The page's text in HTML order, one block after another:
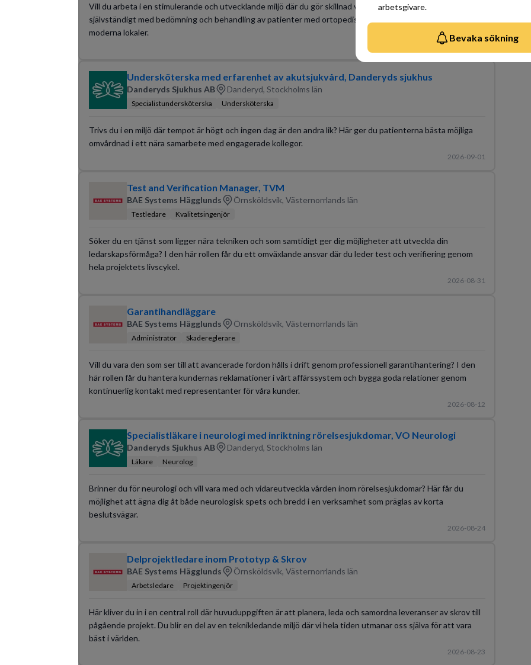
arbetsgivare.
Bevaka sökning
Vill du arbeta i en stimulerande och utvecklande miljö där du gör skillnad varje dag? Här får du arbeta
självständigt med bedömning och behandling av patienter med ortopediska diagnoser i helt nya och
moderna lokaler.
2026-08-17
Undersköterska med erfarenhet av akutsjukvård, Danderyds sjukhus
Danderyds Sjukhus AB Danderyd, Stockholms län
Specialistundersköterska Undersköterska
Trivs du i en miljö där tempot är högt och ingen dag är den andra lik? Här ger du patienterna bästa möjliga
omvårdnad i ett nära samarbete med engagerade kollegor.
2026-09-01
Test and Verification Manager, TVM
BAE Systems Hägglunds Örnsköldsvik, Västernorrlands län
Testledare Kvalitetsingenjör
Söker du en tjänst som ligger nära tekniken och som samtidigt ger dig möjligheter att utveckla din
ledarskapsförmåga? I den här rollen får du ett omväxlande ansvar där du leder test och verifiering genom
hela projektets livscykel.
2026-08-31
Garantihandläggare
BAE Systems Hägglunds Örnsköldsvik, Västernorrlands län
Administratör Skadereglerare
Vill du vara den som ser till att avancerade fordon hålls i drift genom professionell garantihantering? I den
här rollen får du hantera kundernas reklamationer i vårt affärssystem och bygga goda relationer genom
kontinuerlig kontakt med representanter för våra kunder.
2026-08-12
Specialistläkare i neurologi med inriktning rörelsesjukdomar, VO Neurologi
Danderyds Sjukhus AB Danderyd, Stockholms län
Läkare Neurolog
Brinner du för neurologi och vill vara med och vidareutveckla vården inom rörelsesjukdomar? Här får du
möjlighet att ägna dig åt både neurologisk spets och bredd i en verksamhet som präglas av korta
beslutsvägar.
2026-08-24
Delprojektledare inom Prototyp & Skrov
BAE Systems Hägglunds Örnsköldsvik, Västernorrlands län
Arbetsledare Projektingenjör
Här kliver du in i en central roll där huvuduppgiften är att planera, leda och samordna leveranser av skrov till
pågående projekt. Du blir en del av en teknikledande miljö där vi hela tiden utmanar oss själva för att vara
bäst i världen.
2026-08-23